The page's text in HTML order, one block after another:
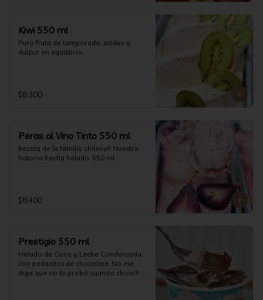
Kiwi 550 ml
Pura fruta de temporada, acidez y
dulzor en equilibrio.
$8.300
Peras al Vino Tinto 550 ml
Receta de la familia chilena!! Nuestra
historia hecha helado. 550 ml
$8.400
Prestigio 550 ml
Helado de Coco y Leche Condensada,
con pedacitos de chocolate. No me
diga que no lo probó cuando chico!!!